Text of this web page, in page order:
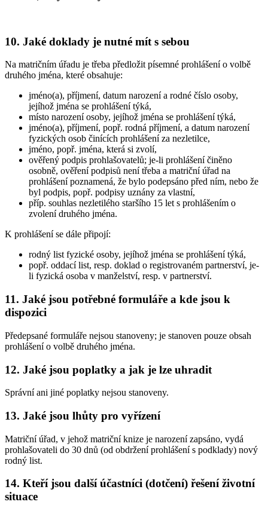
10. Jaké doklady je nutné mít s sebou
Na matričním úřadu je třeba předložit písemné prohlášení o volbě
druhého jména, které obsahuje:
jméno(a), příjmení, datum narození a rodné číslo osoby,
jejíhož jména se prohlášení týká,
místo narození osoby, jejíhož jména se prohlášení týká,
jméno(a), příjmení, popř. rodná příjmení, a datum narození
fyzických osob činících prohlášení za nezletilce,
jméno, popř. jména, která si zvolí,
ověřený podpis prohlašovatelů; je-li prohlášení činěno
osobně, ověření podpisů není třeba a matriční úřad na
prohlášení poznamená, že bylo podepsáno před ním, nebo že
byl podpis, popř. podpisy uznány za vlastní,
příp. souhlas nezletilého staršího 15 let s prohlášením o
zvolení druhého jména.
K prohlášení se dále připojí:
rodný list fyzické osoby, jejíhož jména se prohlášení týká,
popř. oddací list, resp. doklad o registrovaném partnerství, je-
li fyzická osoba v manželství, resp. v partnerství.
11. Jaké jsou potřebné formuláře a kde jsou k
dispozici
Předepsané formuláře nejsou stanoveny; je stanoven pouze obsah
prohlášení o volbě druhého jména.
12. Jaké jsou poplatky a jak je lze uhradit
Správní ani jiné poplatky nejsou stanoveny.
13. Jaké jsou lhůty pro vyřízení
Matriční úřad, v jehož matriční knize je narození zapsáno, vydá
prohlašovateli do 30 dnů (od obdržení prohlášení s podklady) nový
rodný list.
14. Kteří jsou další účastníci (dotčení) řešení životní
situace